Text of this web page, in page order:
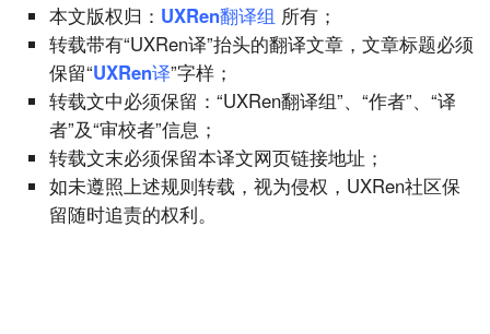
本文版权归： UXRen翻译组 所有；
转载带有“UXRen译”抬头的翻译文章，文章标题必须
保留“UXRen译”字样；
转载文中必须保留：“UXRen翻译组”、“作者”、“译
者”及“审校者”信息；
转载文末必须保留本译文网页链接地址；
如未遵照上述规则转载，视为侵权，UXRen社区保
留随时追责的权利。